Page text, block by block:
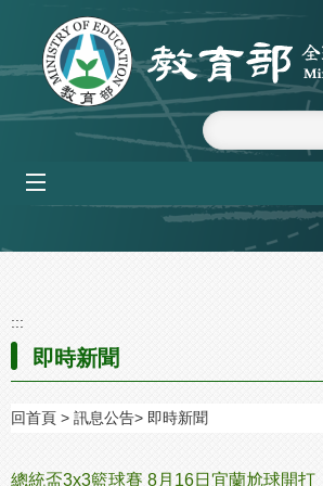
跳到主要內容區塊
:::
即時新聞
回首頁 訊息公告 即時新聞
總統盃3x3籃球賽 8月16日宜蘭尬球開打